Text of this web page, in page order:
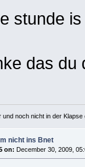
stunde
das
und noch nicht in der
nicht ins Bnet
on: December 30, 2009,